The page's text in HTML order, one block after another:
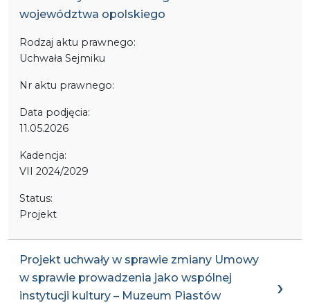
województwa opolskiego
Rodzaj aktu prawnego:
Uchwała Sejmiku
Nr aktu prawnego:
Data podjęcia:
11.05.2026
Kadencja:
VII 2024/2029
Status:
Projekt
Projekt uchwały w sprawie zmiany Umowy
w sprawie prowadzenia jako wspólnej
instytucji kultury – Muzeum Piastów